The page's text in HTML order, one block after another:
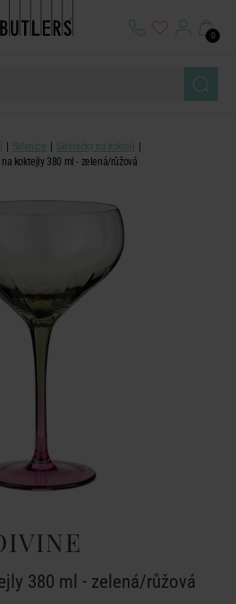
0
Sklenice
Skleničky na koktejl
na koktejly 380 ml - zelená/růžová
380 ml - zelená/růžová